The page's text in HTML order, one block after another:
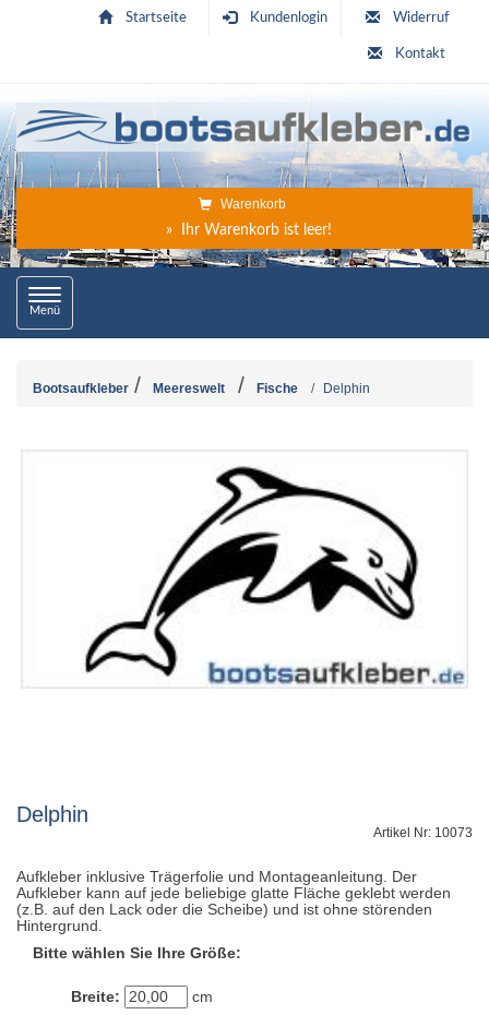
Startseite Kundenlogin Widerruf
Kontakt
Warenkorb
» Ihr Warenkorb ist leer!
Toggle
navigation
Menü
Bootsaufkleber Meereswelt Fische Delphin
Delphin
Artikel Nr: 10073
Aufkleber inklusive Trägerfolie und Montageanleitung. Der
Aufkleber kann auf jede beliebige glatte Fläche geklebt werden
(z.B. auf den Lack oder die Scheibe) und ist ohne störenden
Hintergrund.
Bitte wählen Sie Ihre Größe:
Breite: cm